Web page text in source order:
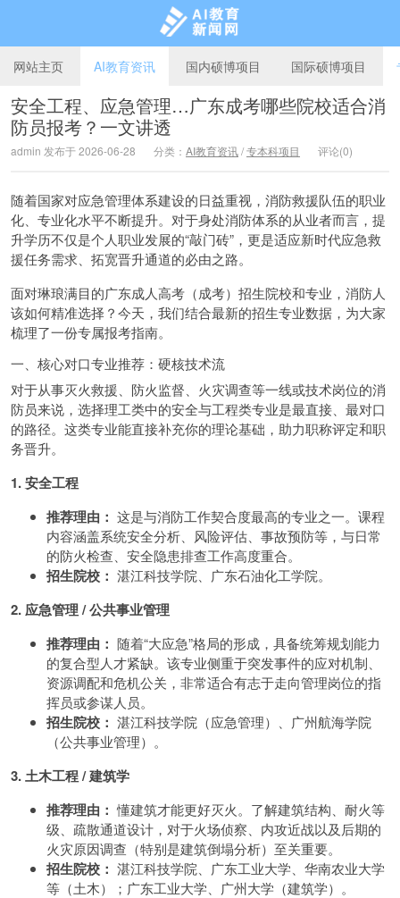
AI教育新闻网
网站主页 AI教育资讯 国内硕博项目 国际硕博项目
安全工程、应急管理…广东成考哪些院校适合消
防员报考？一文讲透
admin 发布于 2026-06-28 分类： AI教育资讯/专本科项目 评论(0)
随着国家对应急管理体系建设的日益重视，消防救援队伍的职业
化、专业化水平不断提升。对于身处消防体系的从业者而言，提
升学历不仅是个人职业发展的“敲门砖”，更是适应新时代应急救
援任务需求、拓宽晋升通道的必由之路。
面对琳琅满目的广东成人高考（成考）招生院校和专业，消防人
该如何精准选择？今天，我们结合最新的招生专业数据，为大家
梳理了一份专属报考指南。
一、核心对口专业推荐：硬核技术流
对于从事灭火救援、防火监督、火灾调查等一线或技术岗位的消
防员来说，选择理工类中的安全与工程类专业是最直接、最对口
的路径。这类专业能直接补充你的理论基础，助力职称评定和职
务晋升。
1. 安全工程
推荐理由： 这是与消防工作契合度最高的专业之一。课程
内容涵盖系统安全分析、风险评估、事故预防等，与日常
的防火检查、安全隐患排查工作高度重合。
招生院校： 湛江科技学院、广东石油化工学院。
2. 应急管理 / 公共事业管理
推荐理由： 随着“大应急”格局的形成，具备统筹规划能力
的复合型人才紧缺。该专业侧重于突发事件的应对机制、
资源调配和危机公关，非常适合有志于走向管理岗位的指
挥员或参谋人员。
招生院校： 湛江科技学院（应急管理）、广州航海学院
（公共事业管理）。
3. 土木工程 / 建筑学
推荐理由： 懂建筑才能更好灭火。了解建筑结构、耐火等
级、疏散通道设计，对于火场侦察、内攻近战以及后期的
火灾原因调查（特别是建筑倒塌分析）至关重要。
招生院校： 湛江科技学院、广东工业大学、华南农业大学
等（土木）；广东工业大学、广州大学（建筑学）。